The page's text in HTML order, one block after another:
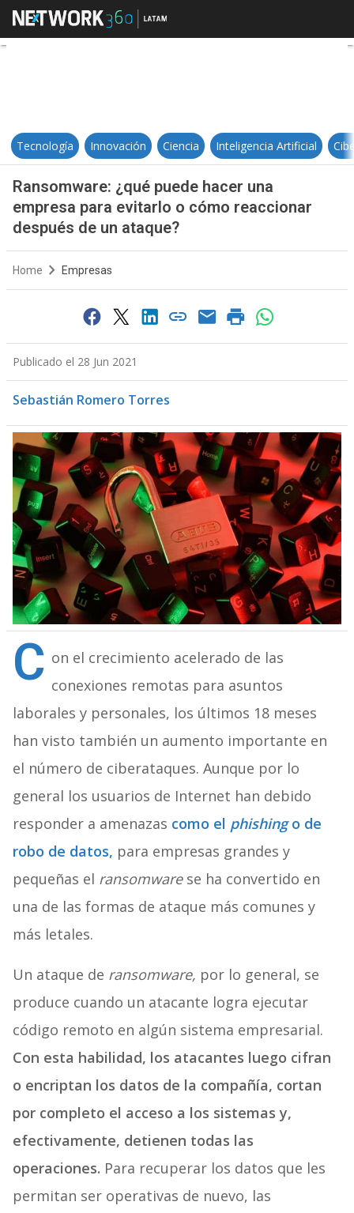
Ransomware: ¿qué puede hacer
Tecnología Innovación Ciencia Inteligencia Artificial
Ransomware: ¿qué puede hacer una
empresa para evitarlo o cómo reaccionar
después de un ataque?
Home Empresas
Publicado el 28 Jun 2021
Sebastián Romero Torres
C on el crecimiento acelerado de las
conexiones remotas para asuntos
laborales y personales, los últimos 18 meses
han visto también un aumento importante en
el número de ciberataques. Aunque por lo
general los usuarios de Internet han debido
responder a amenazas como el phishing o de
robo de datos, para empresas grandes y
pequeñas el ransomwarese ha convertido en
una de las formas de ataque más comunes y
más letales.
Un ataque de ransomware, por lo general, se
produce cuando un atacante logra ejecutar
código remoto en algún sistema empresarial.
Con esta habilidad, los atacantes luego cifran
o encriptan los datos de la compañía, cortan
por completo el acceso a los sistemas y,
efectivamente, detienen todas las
operaciones. Para recuperar los datos que les
permitan ser operativas de nuevo, las